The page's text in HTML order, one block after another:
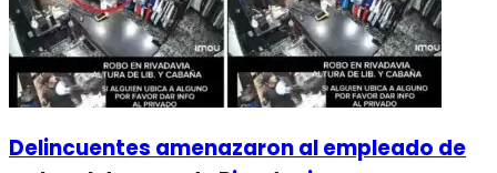
Delincuentes amenazaron al empleado de